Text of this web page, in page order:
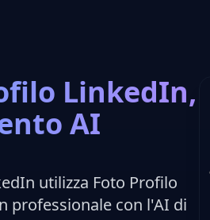
LinkedIn,
AI
utilizza Foto Profilo
professionale con l'AI di